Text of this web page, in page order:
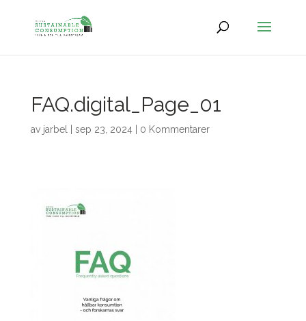
FAQ.digital_Page_01
av jarbel sep 23, 2024| 0 Kommentarer